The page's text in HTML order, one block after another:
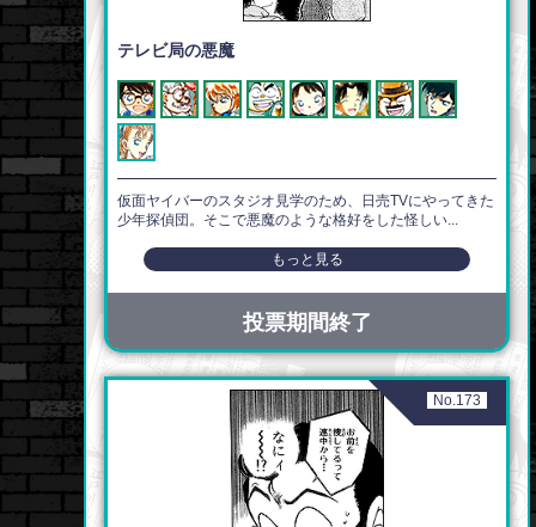
テレビ局の悪魔
仮面ヤイバーのスタジオ見学のため、日売TVにやってきた
少年探偵団。そこで悪魔のような格好をした怪しい...
もっと見る
投票期間終了
No.173